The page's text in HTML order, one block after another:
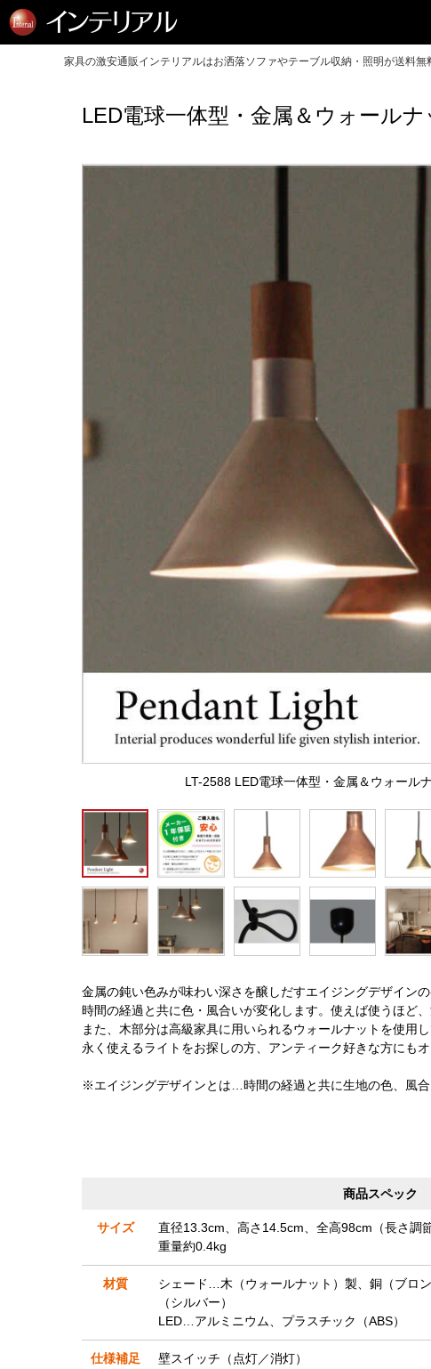
家具の激安通販インテリアルはお洒落ソファやテーブル収納・照明が送料無
LED電球一体型・金属＆ウォール
LT-2588 LED電球一体型・金属＆ウォール
金属の鈍い色みが味わい深さを醸しだすエイジングデザインの
時間の経過と共に色・風合いが変化します。使えば使うほど
また、木部分は高級家具に用いられるウォールナットを使用し
永く使えるライトをお探しの方、アンティーク好きな方にもオ
※エイジングデザインとは…時間の経過と共に生地の色、風合
商品スペック
サイズ
直径13.3cm、高さ14.5cm、全高98cm（長さ調節
重量約0.4kg
材質
シェード…木（ウォールナット）製、銅（ブロ
（シルバー）
LED…アルミニウム、プラスチック（ABS）
仕様補足
壁スイッチ（点灯／消灯）